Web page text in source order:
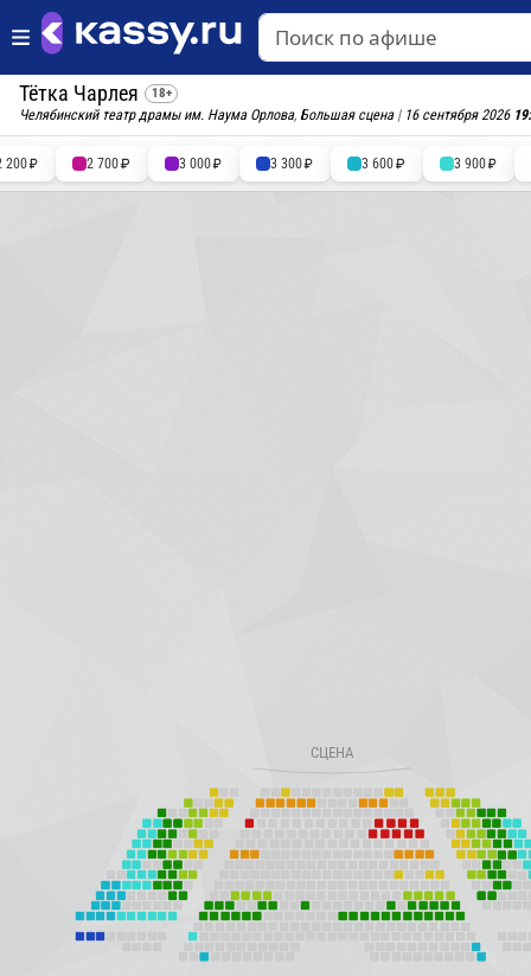
Тётка Чарлея 18+
Челябинский театр драмы им. Наума Орлова, Большая сцена| 16 сентября 2026
200 2 700 3 000 3 300 3 600 3 900